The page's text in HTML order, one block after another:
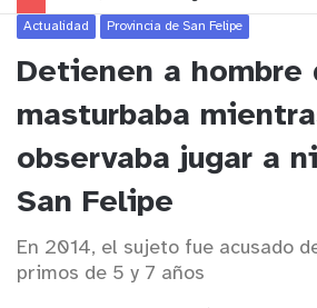
Actualidad Provincia de San Felipe
Detienen a hombre
masturbaba
observaba jugar a
San Felipe
En 2014, el sujeto fue acusado
primos de 5 y 7 años